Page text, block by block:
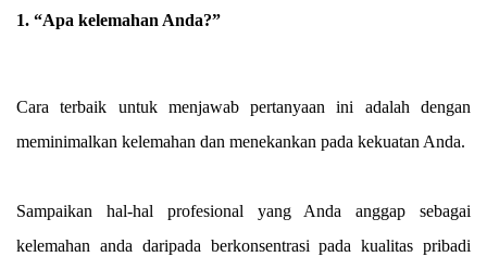
1. “Apa kelemahan Anda?”
Cara terbaik untuk menjawab pertanyaan ini adalah dengan
meminimalkan kelemahan dan menekankan pada kekuatan Anda.
Sampaikan hal-hal profesional yang Anda anggap sebagai
kelemahan anda daripada berkonsentrasi pada kualitas pribadi